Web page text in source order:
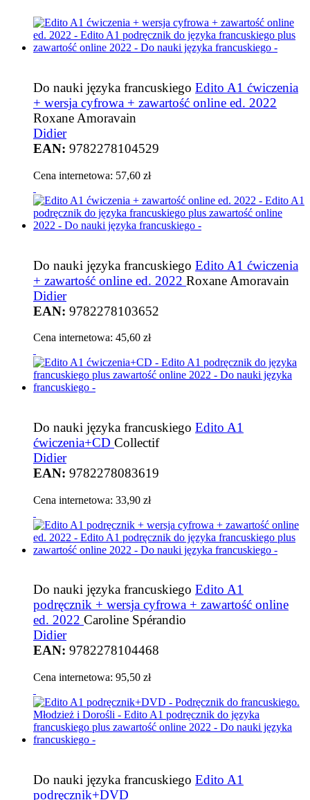
Do nauki języka francuskiego Edito A1 ćwiczenia
+ wersja cyfrowa + zawartość online ed. 2022
Roxane Amoravain
Didier
EAN: 9782278104529
Cena internetowa: 57,60 zł
Do nauki języka francuskiego Edito A1 ćwiczenia
+ zawartość online ed. 2022 Roxane Amoravain
Didier
EAN: 9782278103652
Cena internetowa: 45,60 zł
Do nauki języka francuskiego Edito A1
ćwiczenia+CD Collectif
Didier
EAN: 9782278083619
Cena internetowa: 33,90 zł
Do nauki języka francuskiego Edito A1
podręcznik + wersja cyfrowa + zawartość online
ed. 2022 Caroline Spérandio
Didier
EAN: 9782278104468
Cena internetowa: 95,50 zł
Do nauki języka francuskiego Edito A1
podręcznik+DVD